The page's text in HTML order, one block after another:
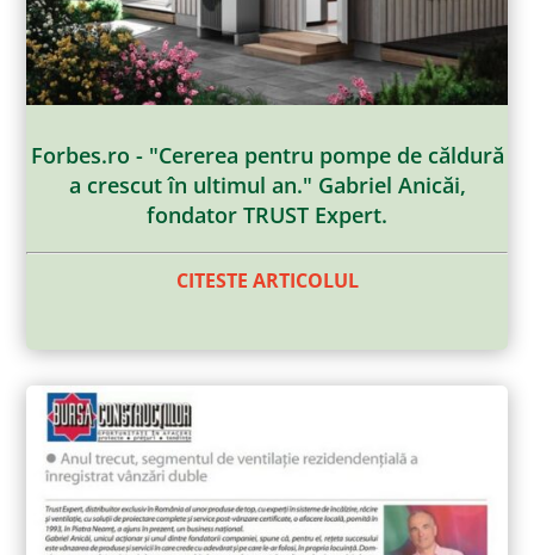
Forbes.ro - "Cererea pentru pompe de căldură
a crescut în ultimul an." Gabriel Anicăi,
fondator TRUST Expert.
CITESTE ARTICOLUL